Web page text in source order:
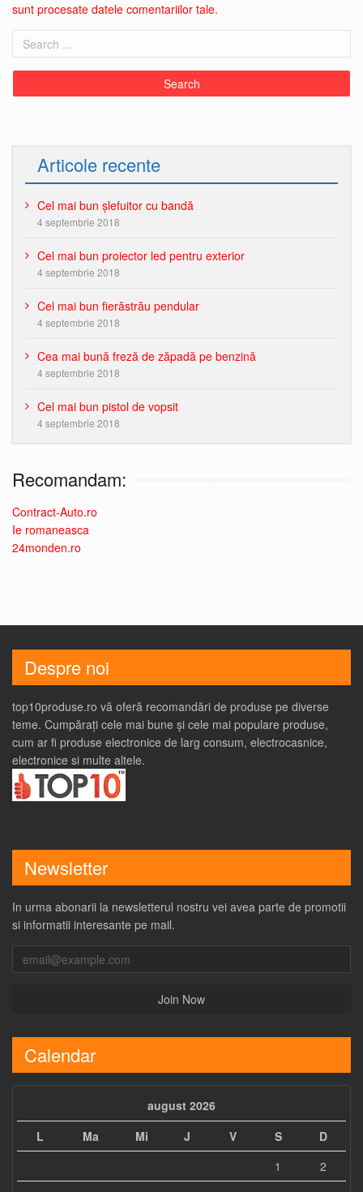
sunt procesate datele comentariilor tale.
Articole recente
Cel mai bun șlefuitor cu bandă
4 septembrie 2018
Cel mai bun proiector led pentru exterior
4 septembrie 2018
Cel mai bun fierăstrău pendular
4 septembrie 2018
Cea mai bună freză de zăpadă pe benzină
4 septembrie 2018
Cel mai bun pistol de vopsit
4 septembrie 2018
Recomandam:
Contract-Auto.ro
Ie romaneasca
24monden.ro
Despre noi
top10produse.ro vă oferă recomandări de produse pe diverse
teme. Cumpărați cele mai bune și cele mai populare produse,
cum ar fi produse electronice de larg consum, electrocasnice,
electronice si multe altele.
Newsletter
In urma abonarii la newsletterul nostru vei avea parte de promotii
si informatii interesante pe mail.
Calendar
august 2026
L
Ma Mi J V S
D
1
2